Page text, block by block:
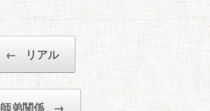
← リアル
師弟関係 →